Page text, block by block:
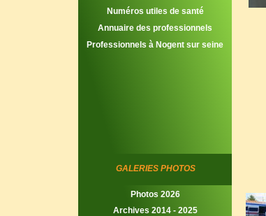
Photos 2026
Archives 2014 - 2025
Numéros utiles de santé
Annuaire des professionnels
Professionnels à Nogent sur seine
GALERIES PHOTOS